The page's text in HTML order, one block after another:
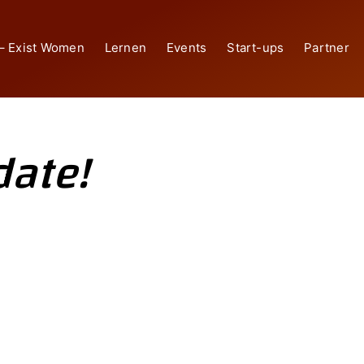
Exist Women Lernen Events Start-ups Partner